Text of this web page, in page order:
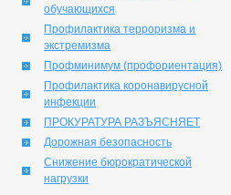
обучающихся
Профилактика терроризма и
экстремизма
Профминимум (профориентация)
Профилактика коронавирусной
инфекции
ПРОКУРАТУРА РАЗЪЯСНЯЕТ
Дорожная безопасность
Снижение бюрократической
нагрузки